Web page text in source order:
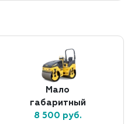
Мало
габаритный
8 500 руб.